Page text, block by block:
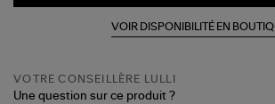
VOIR DISPONIBILITÉ EN
VOTRE CONSEILLÈRE LULLI
Une question sur ce produit ?